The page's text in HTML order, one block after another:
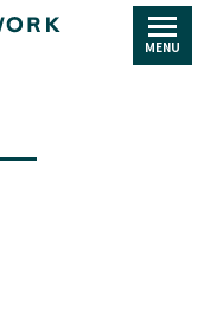
MENU